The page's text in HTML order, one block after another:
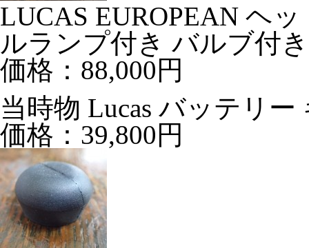
LUCAS EUROPEAN ヘ
ルランプ付き バルブ付き
価格：88,000円
当時物 Lucas バッテリ
価格：39,800円